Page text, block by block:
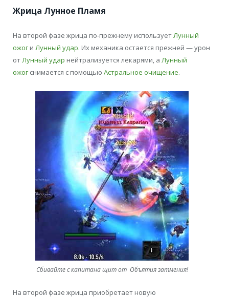
Жрица Лунное Пламя
На второй фазе жрица по-прежнему используетЛунный
ожог и Лунный удар. Их механика остается прежней — урон
отЛунный удар нейтрализуется лекарями, а Лунный
ожог снимается с помощью Астральное очищение.
Сбивайте с капитана щит от Объятия затмения!
На второй фазе жрица приобретает новую